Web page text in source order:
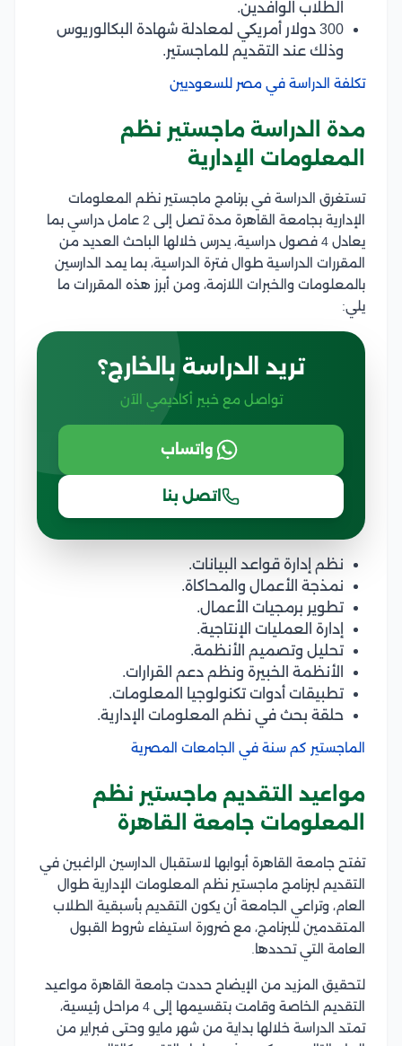
الطلاب الوافدين.
300 دولار أمريكي لمعادلة شهادة البكالوريوس
وذلك عند التقديم للماجستير.
تكلفة الدراسة في مصر للسعوديين
مدة الدراسة ماجستير نظم
المعلومات الإدارية
تستغرق الدراسة في برنامج ماجستير نظم المعلومات
الإدارية بجامعة القاهرة مدة تصل إلى 2 عامل دراسي بما
يعادل 4 فصول دراسية، يدرس خلالها الباحث العديد من
المقررات الدراسية طوال فترة الدراسية، بما يمد الدارسين
بالمعلومات والخبرات اللازمة، ومن أبرز هذه المقررات ما
يلي:
تريد الدراسة بالخارج؟
تواصل مع خبير أكاديمي الآن
واتساب
اتصل بنا
نظم إدارة قواعد البيانات.
نمذجة الأعمال والمحاكاة.
تطوير برمجيات الأعمال.
إدارة العمليات الإنتاجية.
تحليل وتصميم الأنظمة.
الأنظمة الخبيرة ونظم دعم القرارات.
تطبيقات أدوات تكنولوجيا المعلومات.
حلقة بحث في نظم المعلومات الإدارية.
الماجستير كم سنة في الجامعات المصرية
مواعيد التقديم ماجستير نظم
المعلومات جامعة القاهرة
تفتح جامعة القاهرة أبوابها لاستقبال الدارسين الراغبين في
التقديم لبرنامج ماجستير نظم المعلومات الإدارية طوال
العام، وتراعي الجامعة أن يكون التقديم بأسبقية الطلاب
المتقدمين للبرنامج، مع ضرورة استيفاء شروط القبول
العامة التي تحددها.
لتحقيق المزيد من الإيضاح حددت جامعة القاهرة مواعيد
التقديم الخاصة وقامت بتقسيمها إلى 4 مراحل رئيسية،
تمتد الدراسة خلالها بداية من شهر مايو وحتى فبراير من